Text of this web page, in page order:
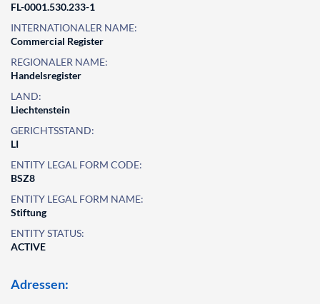
FL-0001.530.233-1
INTERNATIONALER NAME:
Commercial Register
REGIONALER NAME:
Handelsregister
LAND:
Liechtenstein
GERICHTSSTAND:
LI
ENTITY LEGAL FORM CODE:
BSZ8
ENTITY LEGAL FORM NAME:
Stiftung
ENTITY STATUS:
ACTIVE
Adressen: